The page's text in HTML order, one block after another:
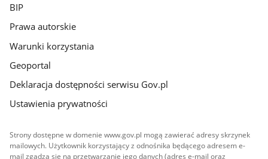
BIP
Prawa autorskie
Warunki korzystania
Geoportal
Deklaracja dostępności serwisu Gov.pl
Ustawienia prywatności
Strony dostępne w domenie www.gov.pl mogą zawierać adresy skrzynek
mailowych. Użytkownik korzystający z odnośnika będącego adresem e-
mail zgadza się na przetwarzanie jego danych (adres e-mail oraz